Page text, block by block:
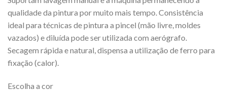
qualidade da pintura por muito mais tempo. Consistência
ideal para técnicas de pintura a pincel (mão livre, moldes
vazados) e diluída pode ser utilizada com aerógrafo.
Secagem rápida e natural, dispensa a utilização de ferro para
fixação (calor).
Escolha a cor